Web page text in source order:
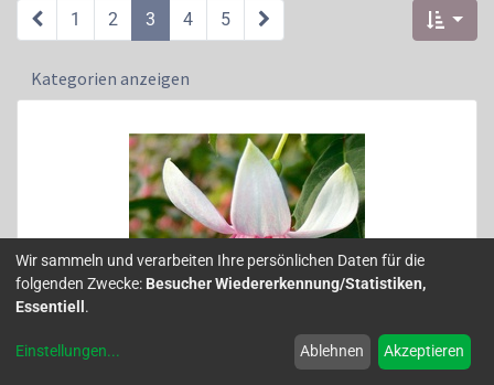
1 2 3 4 5
Kategorien anzeigen
Wir sammeln und verarbeiten Ihre persönlichen Daten für die
folgenden Zwecke: Besucher Wiedererkennung/Statistiken,
Essentiell .
Einstellungen... Ablehnen Akzeptieren